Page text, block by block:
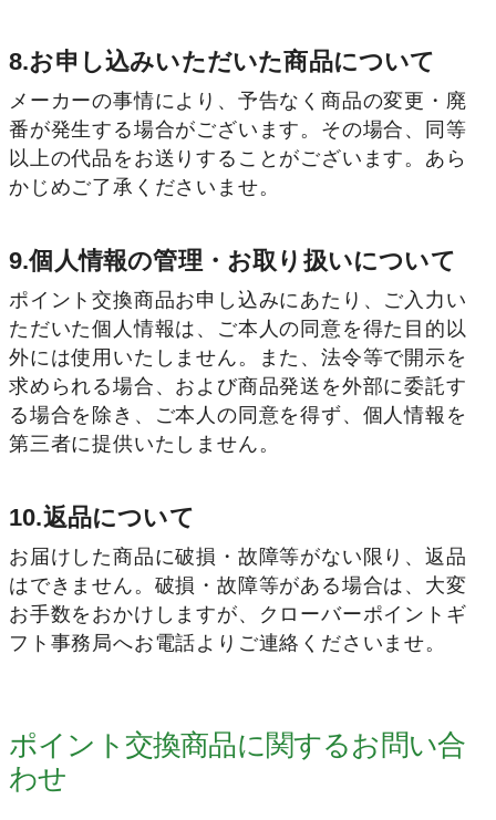
8.お申し込みいただいた商品について
メーカーの事情により、予告なく商品の変更・廃
番が発生する場合がございます。その場合、同等
以上の代品をお送りすることがございます。あら
かじめご了承くださいませ。
9.個人情報の管理・お取り扱いについて
ポイント交換商品お申し込みにあたり、ご入力い
ただいた個人情報は、ご本人の同意を得た目的以
外には使用いたしません。また、法令等で開示を
求められる場合、および商品発送を外部に委託す
る場合を除き、ご本人の同意を得ず、個人情報を
第三者に提供いたしません。
10.返品について
お届けした商品に破損・故障等がない限り、返品
はできません。破損・故障等がある場合は、大変
お手数をおかけしますが、クローバーポイントギ
フト事務局へお電話よりご連絡くださいませ。
ポイント交換商品に関するお問い合
わせ